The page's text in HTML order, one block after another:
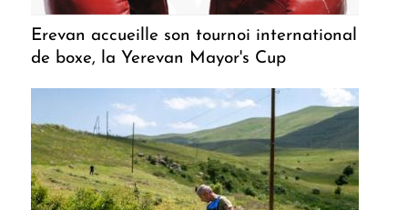
Erevan accueille son tournoi international
de boxe, la Yerevan Mayor's Cup